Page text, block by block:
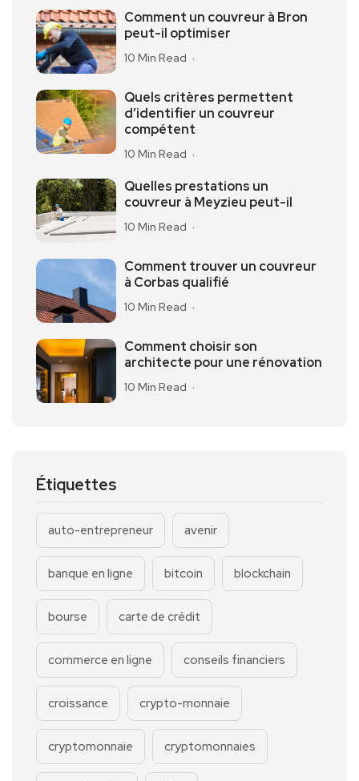
Comment un couvreur à Bron
peut-il optimiser
10 Min Read
Quels critères permettent
d’identifier un couvreur
compétent
10 Min Read
Quelles prestations un
couvreur à Meyzieu peut-il
10 Min Read
Comment trouver un couvreur
à Corbas qualifié
10 Min Read
Comment choisir son
architecte pour une rénovation
10 Min Read
Étiquettes
auto-entrepreneur avenir
banque en ligne bitcoin blockchain
bourse carte de crédit
commerce en ligne conseils financiers
croissance crypto-monnaie
cryptomonnaie cryptomonnaies